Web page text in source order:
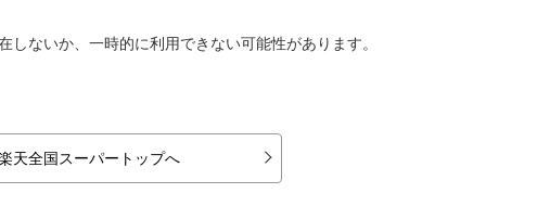
しないか、一時的に利用できない可能性があります。
天全国スーパートップへ